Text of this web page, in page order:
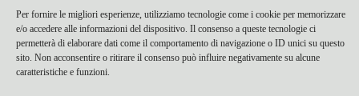
Per fornire le migliori esperienze, utilizziamo tecnologie come i cookie per memorizzare
e/o accedere alle informazioni del dispositivo. Il consenso a queste tecnologie ci
permetterà di elaborare dati come il comportamento di navigazione o ID unici su questo
sito. Non acconsentire o ritirare il consenso può influire negativamente su alcune
caratteristiche e funzioni.
Bandi 2024
Bandi 2025